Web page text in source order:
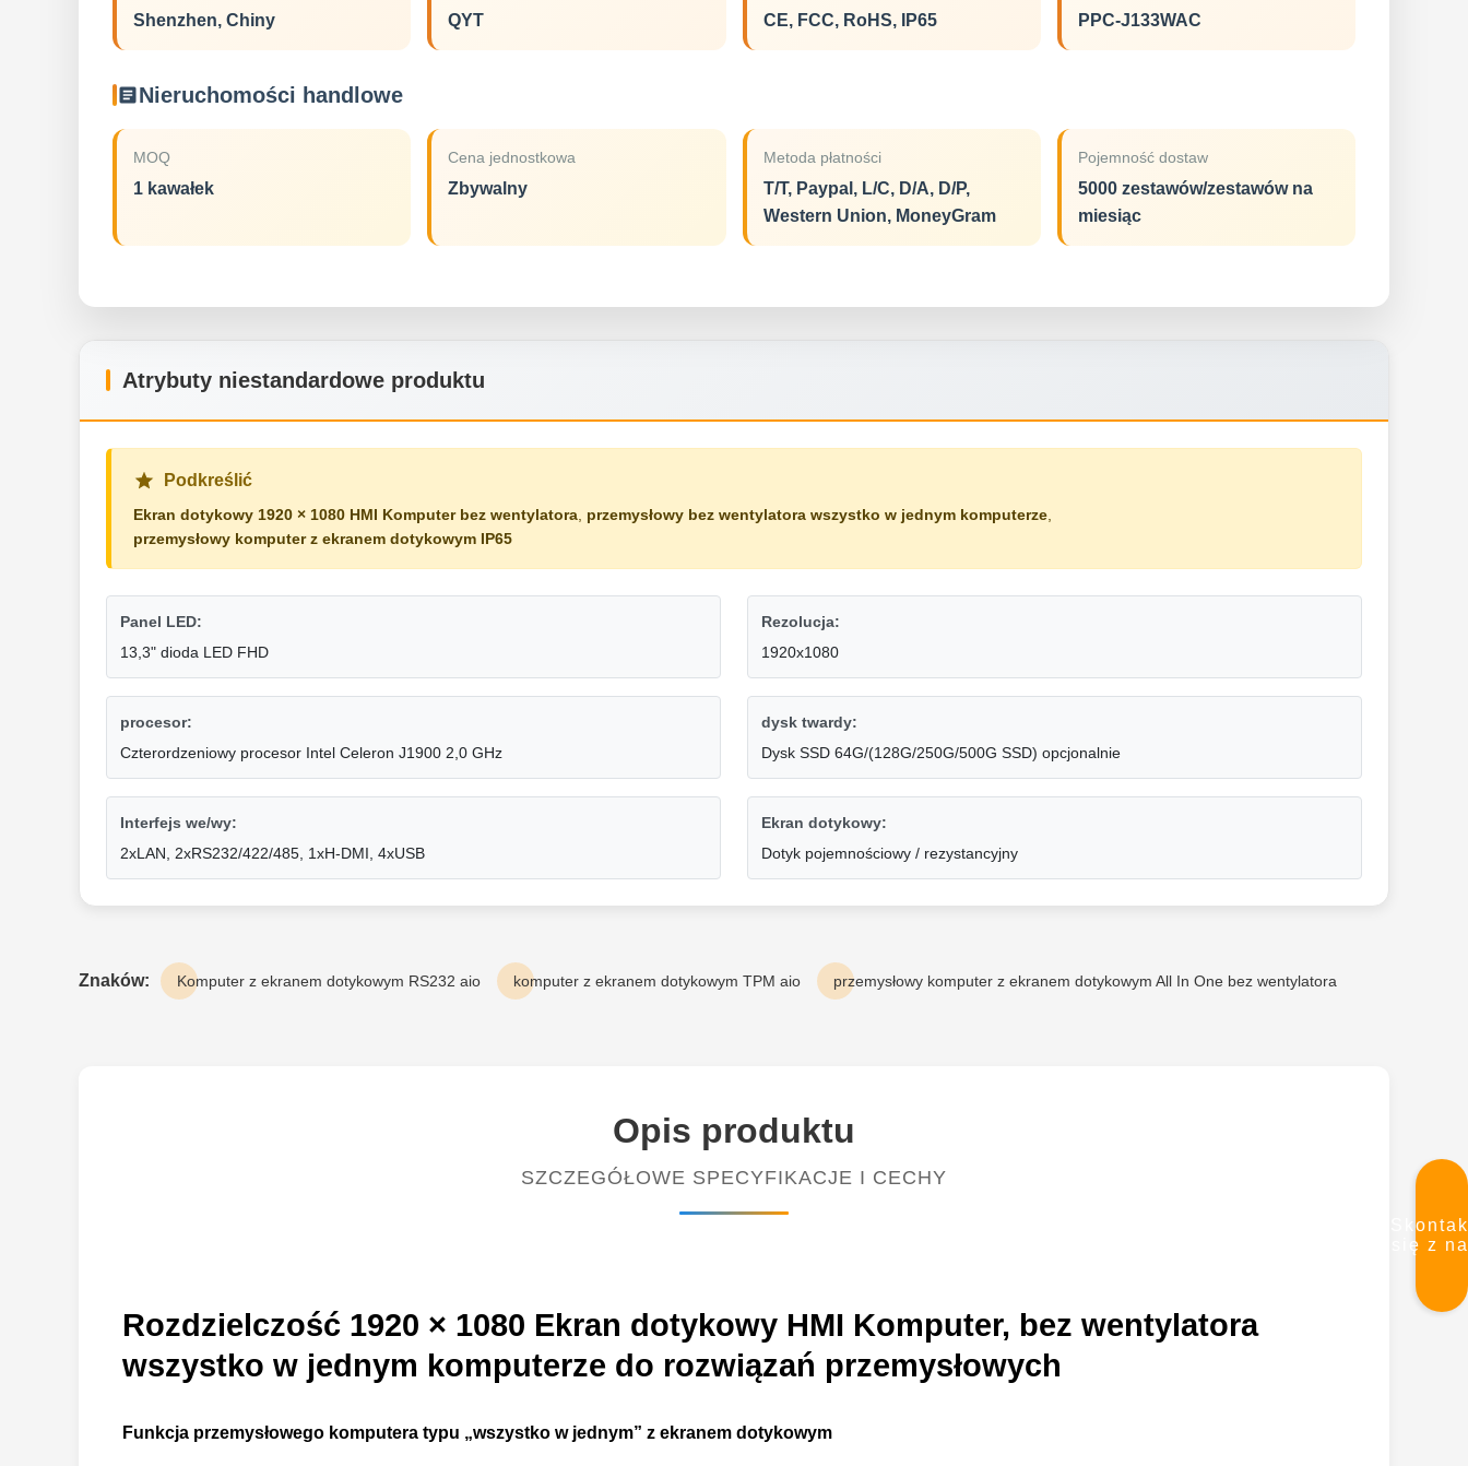
się z
Shenzhen, Chiny QYT CE, FCC, RoHS, IP65 PPC-J133WAC
Nieruchomości handlowe
MOQ
1 kawałek
Cena jednostkowa
Zbywalny
Metoda płatności
T/T, Paypal, L/C, D/A, D/P,
Western Union, MoneyGram
Pojemność dostaw
5000 zestawów/zestawów na
miesiąc
Atrybuty niestandardowe produktu
Podkreślić
Ekran dotykowy 1920 × 1080 HMI Komputer bez wentylatora, przemysłowy bez wentylatora wszystko w jednym komputerze,
przemysłowy komputer z ekranem dotykowym IP65
Panel LED:
13,3" dioda LED FHD
Rezolucja:
1920x1080
procesor:
Czterordzeniowy procesor Intel Celeron J1900 2,0 GHz
dysk twardy:
Dysk SSD 64G/(128G/250G/500G SSD) opcjonalnie
Interfejs we/wy:
2xLAN, 2xRS232/422/485, 1xH-DMI, 4xUSB
Ekran dotykowy:
Dotyk pojemnościowy / rezystancyjny
Znaków: Komputer z ekranem dotykowym RS232 aio komputer z ekranem dotykowym TPM aio przemysłowy komputer z ekranem dotykowym All In One bez wentylatora
Opis produktu
SZCZEGÓŁOWE SPECYFIKACJE I CECHY
Rozdzielczość 1920 × 1080 Ekran dotykowy HMI Komputer, bez wentylatora
wszystko w jednym komputerze do rozwiązań przemysłowych
Funkcja przemysłowego komputera typu „wszystko w jednym” z ekranem dotykowym